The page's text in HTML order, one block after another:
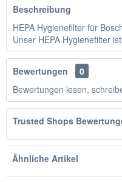
Beschreibung
HEPA Hygienefilter für
Unser HEPA Hygienefilter
Bewertungen
0
Bewertungen lesen,
Trusted Shops
Ähnliche Artikel